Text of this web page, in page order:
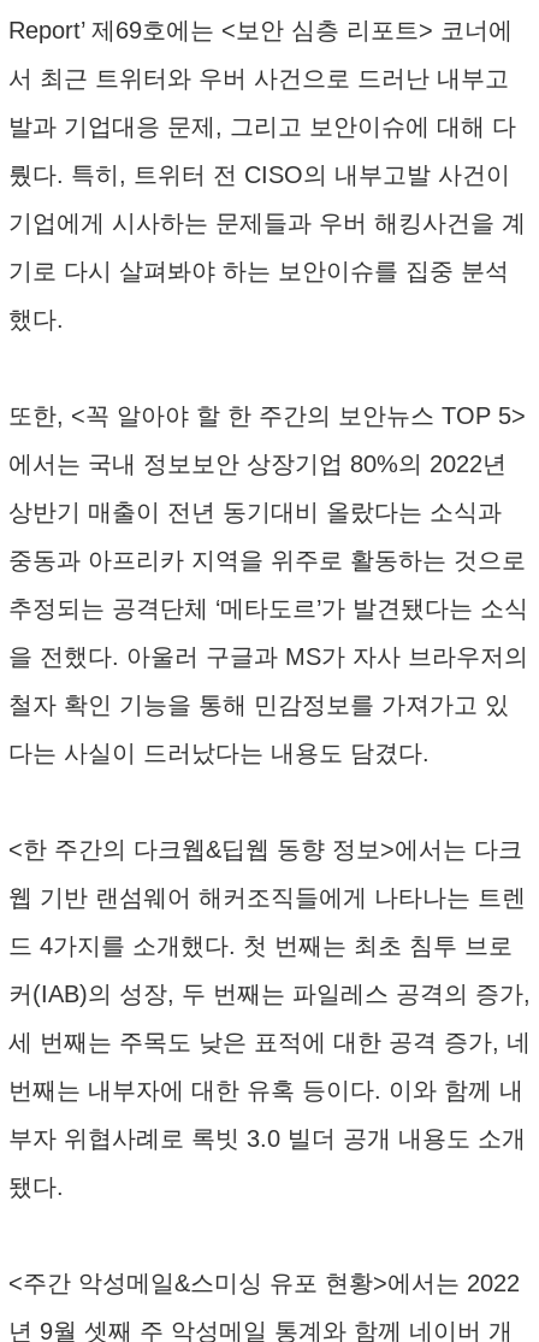
Report’ 제69호에는 <보안 심층 리포트> 코너에
서 최근 트위터와 우버 사건으로 드러난 내부고
발과 기업대응 문제, 그리고 보안이슈에 대해 다
뤘다. 특히, 트위터 전 CISO의 내부고발 사건이
기업에게 시사하는 문제들과 우버 해킹사건을 계
기로 다시 살펴봐야 하는 보안이슈를 집중 분석
했다.
또한, <꼭 알아야 할 한 주간의 보안뉴스 TOP 5>
에서는 국내 정보보안 상장기업 80%의 2022년
상반기 매출이 전년 동기대비 올랐다는 소식과
중동과 아프리카 지역을 위주로 활동하는 것으로
추정되는 공격단체 ‘메타도르’가 발견됐다는 소식
을 전했다. 아울러 구글과 MS가 자사 브라우저의
철자 확인 기능을 통해 민감정보를 가져가고 있
다는 사실이 드러났다는 내용도 담겼다.
<한 주간의 다크웹&딥웹 동향 정보>에서는 ‌다크
웹 기반 랜섬웨어 해커조직들에게 나타나는 트렌
드 4가지를 소개했다. 첫 번째는 최초 침투 브로
커(IAB)의 성장, 두 번째는 파일레스 공격의 증가,
세 번째는 주목도 낮은 표적에 대한 공격 증가, 네
번째는 내부자에 대한 유혹 등이다. 이와 함께 내
부자 위협사례로 록빗 3.0 빌더 공개 내용도 소개
됐다.
<주간 악성메일&스미싱 유포 현황>에서는 2022
년 9월 셋째 주 악성메일 통계와 함께 네이버 개